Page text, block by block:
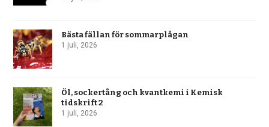
Bästa fällan för sommarplågan
1 juli, 2026
Öl, sockertång och kvantkemi i Kemisk
tidskrift 2
1 juli, 2026